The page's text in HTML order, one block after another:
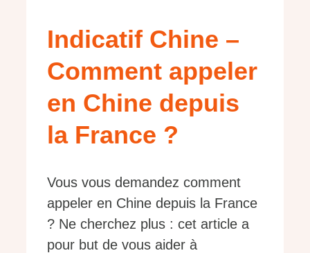
Indicatif Chine –
Comment appeler
en Chine depuis
la France ?
Vous vous demandez comment
appeler en Chine depuis la France
? Ne cherchez plus : cet article a
pour but de vous aider à